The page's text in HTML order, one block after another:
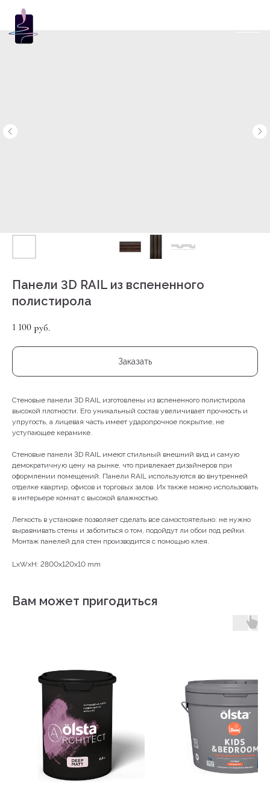
Панели 3D RAIL из вспененного
полистирола
1 100 руб.
Заказать
Стеновые панели 3D RAIL изготовлены из вспененного полистирола
высокой плотности. Его уникальный состав увеличивает прочность и
упругость, а лицевая часть имеет ударопрочное покрытие, не
уступающее керамике.
Стеновые панели 3D RAIL имеют стильный внешний вид и самую
демократичную цену на рынке, что привлекает дизайнеров при
оформлении помещений. Панели RAIL используются во внутренней
отделке квартир, офисов и торговых залов. Их также можно использовать
в интерьере комнат с высокой влажностью.
Легкость в установке позволяет сделать все самостоятельно: не нужно
выравнивать стены и заботиться о том, подойдут ли обои под рейки.
Монтаж панелей для стен производится с помощью клея.
LxWxH: 2800x120x10 mm
Вам может пригодиться
КОНТАКТЫ